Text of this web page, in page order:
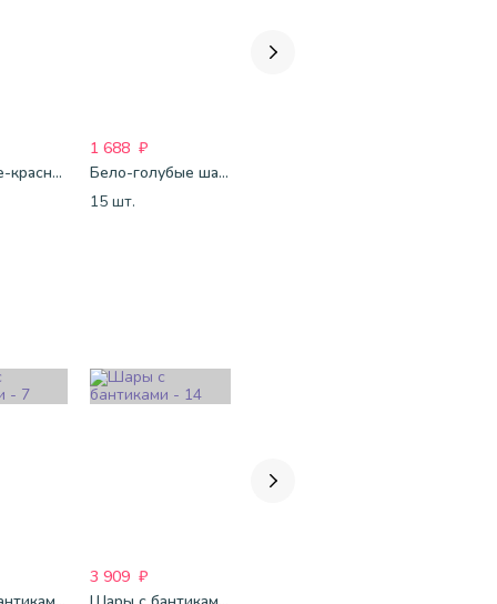
Бело-сине-красные шары-пастель
1 688 ₽
Бело-голубые шары-пастель
15 шт.
3 909 ₽